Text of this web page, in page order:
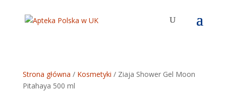
Strona główna / Kosmetyki / Ziaja Shower Gel Moon
Pitahaya 500 ml